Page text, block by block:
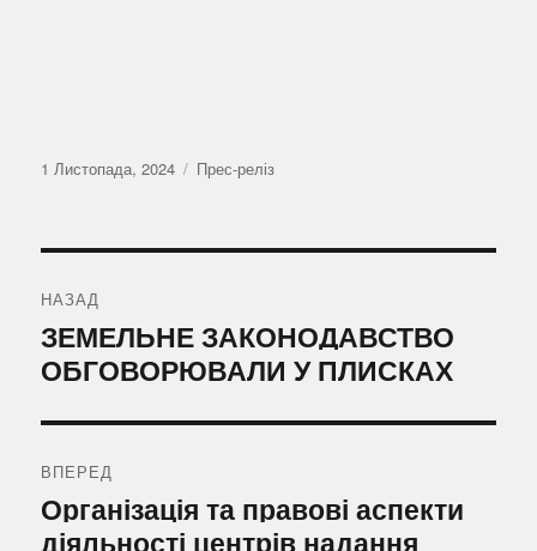
Оприлюднено
1 Листопада, 2024 Категорії
Прес-реліз
записів
НАЗАД
Попередній
запис:
ЗЕМЕЛЬНЕ ЗАКОНОДАВСТВО
ОБГОВОРЮВАЛИ У ПЛИСКАХ
ВПЕРЕД
Наступний
запис:
Організація та правові аспекти
діяльності центрів надання